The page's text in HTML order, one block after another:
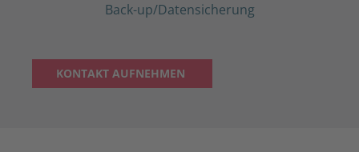
Back-up/Datensicherung
KONTAKT AUFNEHMEN